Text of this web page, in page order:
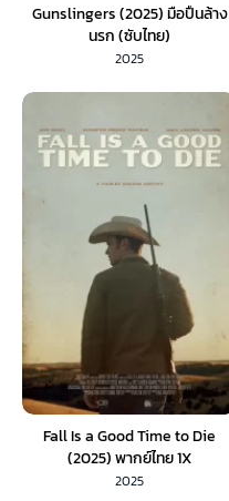
Gunslingers (2025) มือปืนล้าง
นรก (ซับไทย)
2025
Fall Is a Good Time to Die
(2025) พากย์ไทย 1X
2025